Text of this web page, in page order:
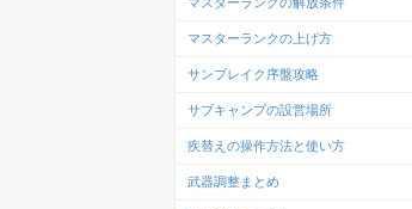
マスターランクの上げ方
サンブレイク序盤攻略
サブキャンプの設営場所
疾替えの操作方法と使い方
武器調整まとめ